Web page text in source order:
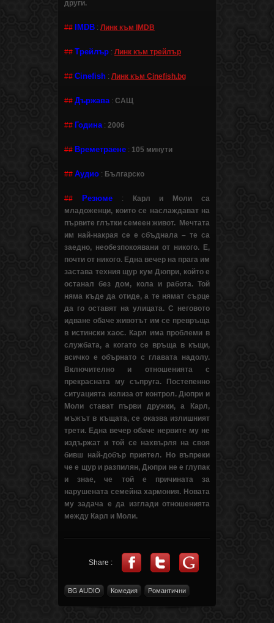
други.
## IMDB : Линк към IMDB
## Трейлър : Линк към трейлър
## Cinefish : Линк към Cinefish.bg
## Държава: САЩ
## Година: 2006
## Времетраене : 105 минути
## Аудио : Българско
## Резюме:
Карл и Моли са
младоженци, които се наслаждават на
първите глътки семеен живот. Мечтата
им най-накрая се е сбъднала – те са
заедно, необезпокоявани от никого. Е,
почти от никого. Една вечер на прага им
застава техния щур кум Дюпри, който е
останал без дом, кола и работа. Той
няма къде да отиде, а те нямат сърце
да го оставят на улицата. С неговото
идване обаче животът им се превръща
в истински хаос. Карл има проблеми в
службата, а когато се връща в къщи,
всичко е обърнато с главата надолу.
Включително и отношенията с
прекрасната му съпруга. Постепенно
ситуацията излиза от контрол. Дюпри и
Моли стават първи дружки, а Карл,
мъжът в къщата, се оказва излишният
трети. Една вечер обаче нервите му не
издържат и той се нахвърля на своя
бивш най-добър приятел. Но въпреки
че е щур и разпилян, Дюпри не е глупак
и знае, че той е причината за
нарушената семейна хармония. Новата
му задача е да изглади отношенията
между Карл и Моли.
Share :
BG AUDIO Комедия Романтични